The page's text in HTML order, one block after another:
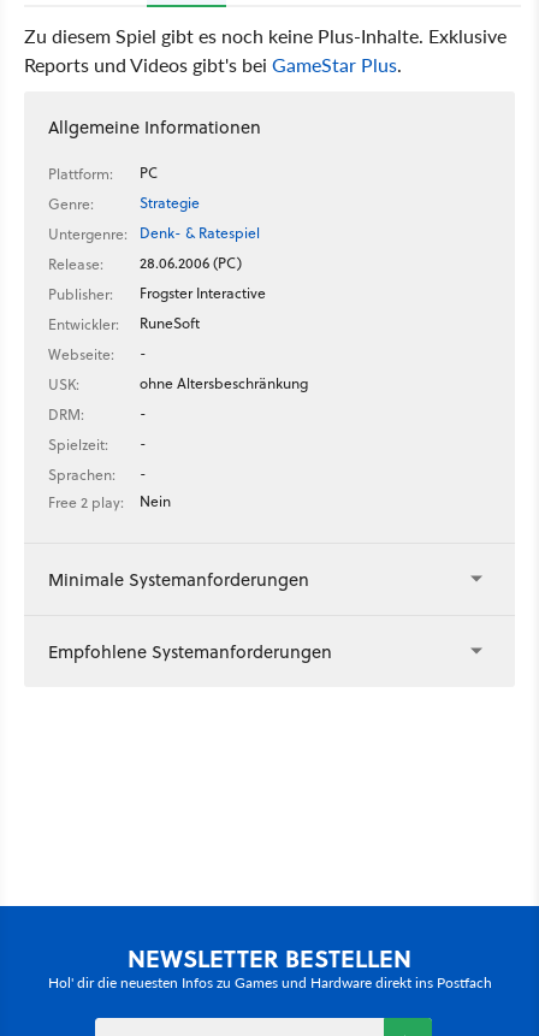
Zu diesem Spiel gibt es noch keine Plus-Inhalte. Exklusive
Reports und Videos gibt's bei GameStar Plus.
Allgemeine Informationen
Plattform:
PC
Genre:
Strategie
Untergenre:
Denk- & Ratespiel
Release:
28.06.2006 (PC)
Publisher:
Frogster Interactive
Entwickler:
RuneSoft
Webseite:
-
USK:
ohne Altersbeschränkung
DRM:
-
Spielzeit:
-
Sprachen:
-
Free 2 play:
Nein
Minimale Systemanforderungen
Empfohlene Systemanforderungen
NEWSLETTER BESTELLEN
Hol' dir die neuesten Infos zu Games und Hardware direkt ins Postfach